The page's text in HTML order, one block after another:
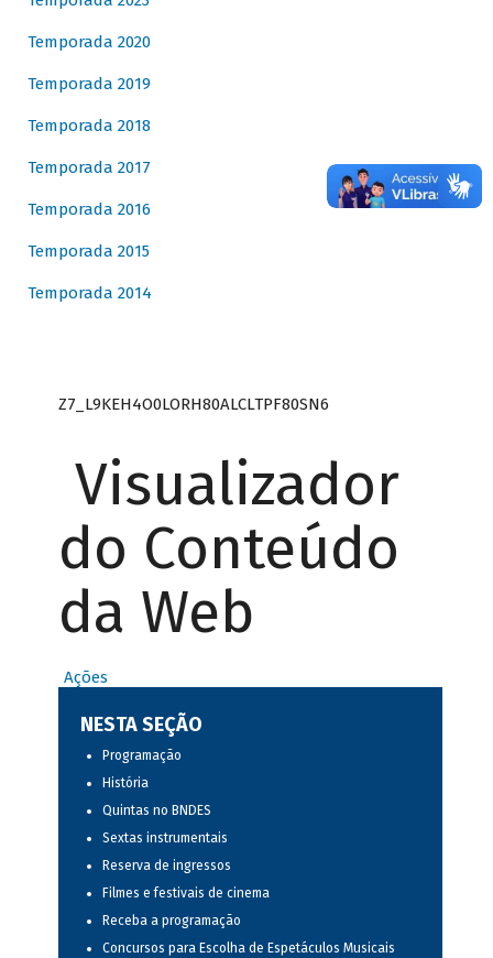
Temporada 2020
Temporada 2019
Temporada 2018
Temporada 2017
Temporada 2016
Temporada 2015
Temporada 2014
Z7_L9KEH4O0LORH80ALCLTPF80SN6
Visualizador
do Conteúdo
da Web
Ações
NESTA SEÇÃO
Programação
História
Quintas no BNDES
Sextas instrumentais
Reserva de ingressos
Filmes e festivais de cinema
Receba a programação
Concursos para Escolha de Espetáculos Musicais